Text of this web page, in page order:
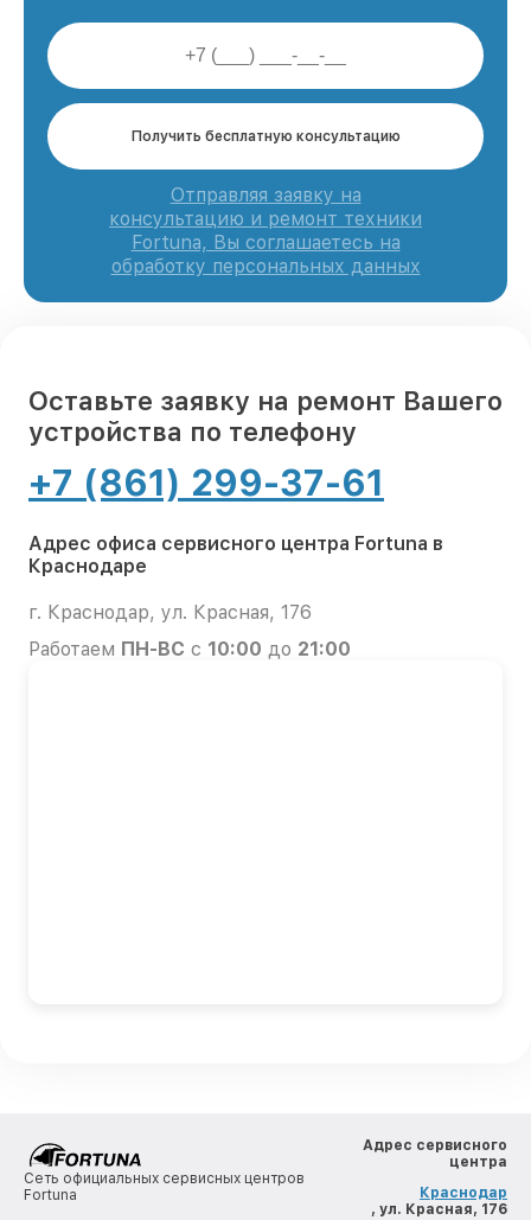
Получить бесплатную консультацию
Отправляя заявку на
консультацию и ремонт техники
Fortuna, Вы соглашаетесь на
обработку персональных данных
Оставьте заявку на ремонт Вашего
устройства по телефону
+7 (861) 299-37-61
Адрес офиса сервисного центра Fortuna в
Краснодаре
г. Краснодар, ул. Красная, 176
Работаем ПН-ВС с 10:00 до 21:00
Сеть официальных сервисных центров
Fortuna
Адрес сервисного
центра
Краснодар
, ул. Красная, 176